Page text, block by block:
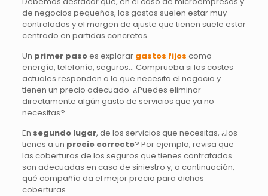
de negocios pequeños, los gastos suelen estar muy
controlados y el margen de ajuste que tienen suele estar
centrado en partidas concretas.
Un primer pasoes explorar gastos fijos como
energía, telefonía, seguros… Comprueba si los costes
actuales responden a lo que necesita el negocio y
tienen un precio adecuado. ¿Puedes eliminar
directamente algún gasto de servicios que ya no
necesitas?
En segundo lugar, de los servicios que necesitas, ¿los
tienes a un precio correcto? Por ejemplo, revisa que
las coberturas de los seguros que tienes contratados
son adecuadas en caso de siniestro y, a continuación,
qué compañía da el mejor precio para dichas
coberturas.